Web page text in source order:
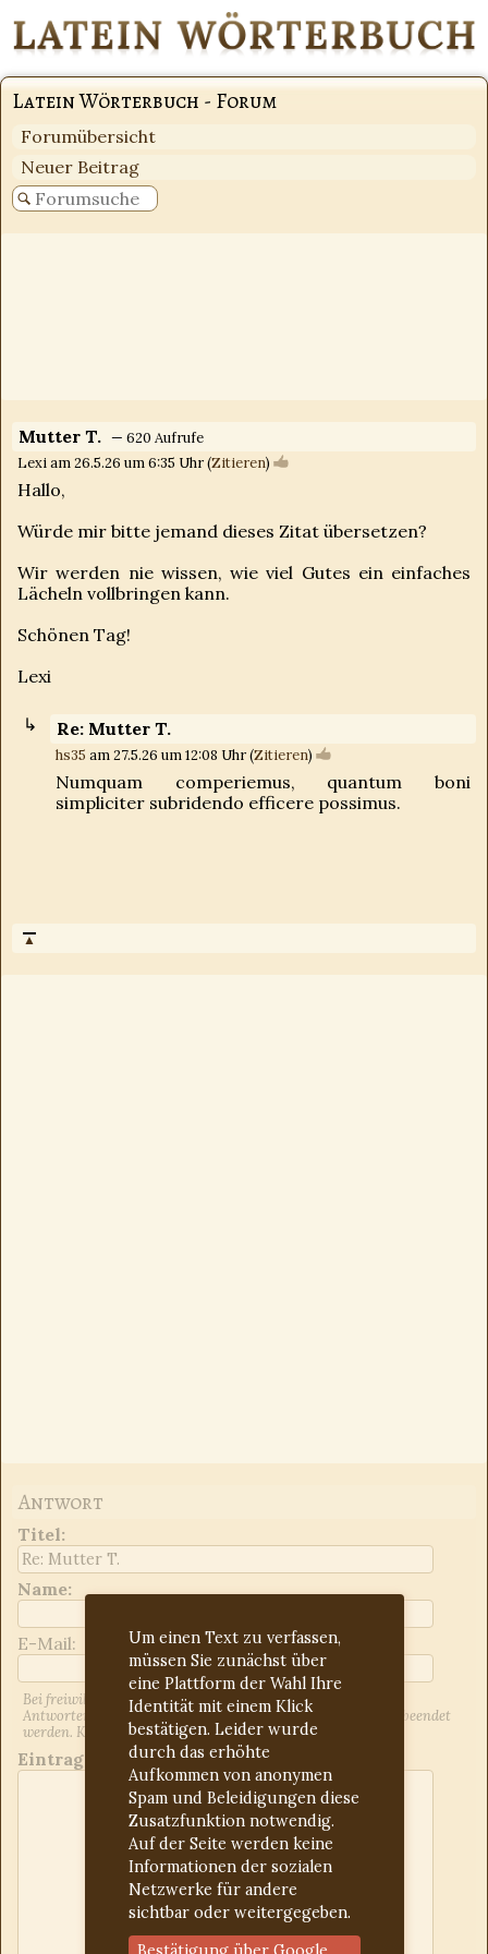
Latein Wörterbuch - Forum
Forumübersicht
Neuer Beitrag
Mutter T. — 620 Aufrufe
Lexi am 26.5.26 um 6:35 Uhr (Zitieren)
Hallo,
Würde mir bitte jemand dieses Zitat übersetzen?
Wir werden nie wissen, wie viel Gutes ein einfaches
Lächeln vollbringen kann.
Schönen Tag!
Lexi
Re: Mutter T.
hs35 am 27.5.26 um 12:08 Uhr (Zitieren)
Numquam comperiemus, quantum boni
simpliciter subridendo efficere possimus.
▲
Um einen Text zu verfassen,
müssen Sie zunächst über
eine Plattform der Wahl Ihre
Identität mit einem Klick
bestätigen. Leider wurde
durch das erhöhte
Aufkommen von anonymen
Spam und Beleidigungen diese
Zusatzfunktion notwendig.
Auf der Seite werden keine
Informationen der sozialen
Netzwerke für andere
sichtbar oder weitergegeben.
Antwort
Titel:
Name:
E-Mail:
Bei freiwilliger Angabe der E-Mail-Adresse werden Sie über
Antworten auf Ihren Beitrag informiert. Dies kann jederzeit beendet
werden. Kontrollieren Sie ggf. den Spam-Ordner.
Eintrag: